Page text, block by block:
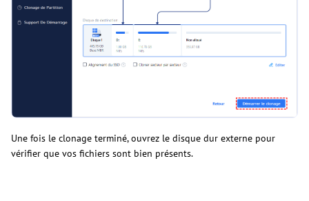
Une fois le clonage terminé, ouvrez le disque dur externe pour
vérifier que vos fichiers sont bien présents.